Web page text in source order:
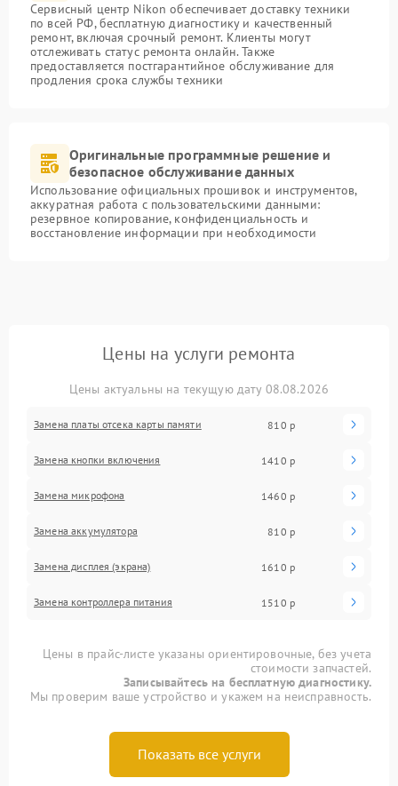
Сервисный центр Nikon обеспечивает доставку техники
по всей РФ, бесплатную диагностику и качественный
ремонт, включая срочный ремонт. Клиенты могут
отслеживать статус ремонта онлайн. Также
предоставляется постгарантийное обслуживание для
продления срока службы техники
Оригинальные программные решение и
безопасное обслуживание данных
Использование официальных прошивок и инструментов,
аккуратная работа с пользовательскими данными:
резервное копирование, конфиденциальность и
восстановление информации при необходимости
Цены на услуги ремонта
Цены актуальны на текущую дату 08.08.2026
Замена платы отсека карты памяти 810 р
Замена кнопки включения 1410 р
Замена микрофона 1460 р
Замена аккумулятора 810 р
Замена дисплея (экрана) 1610 р
Замена контроллера питания 1510 р
Цены в прайс-листе указаны ориентировочные, без учета
стоимости запчастей.
Записывайтесь на бесплатную диагностику.
Мы проверим ваше устройство и укажем на неисправность.
Показать все услуги